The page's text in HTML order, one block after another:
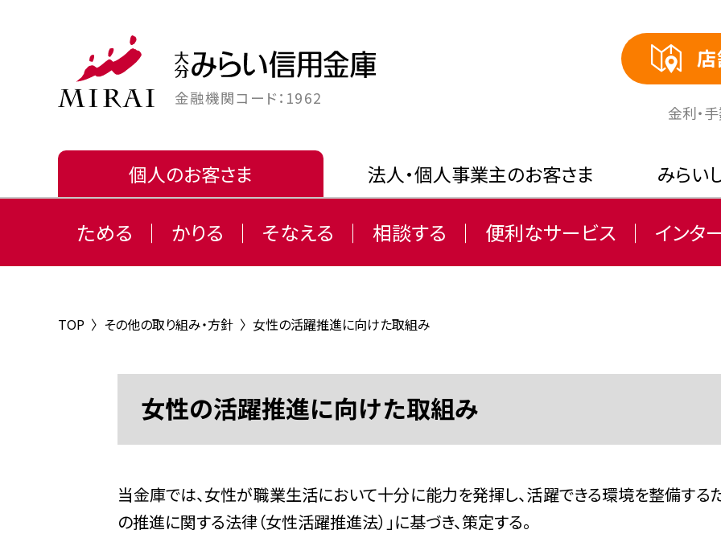
金融機関コード：1962
個人のお客さま
ためる かりる そなえる 相談する 便利なサービス インタ
法人・個人事業主のお客さま みらい
⾦利・
TOP 〉 その他の取り組み・方針 〉 女性の活躍推進に向けた取組み
女性の活躍推進に向けた取組み
当金庫では、女性が職業生活において十分に能力を発揮し、活躍できる環境を整備する
の推進に関する法律（女性活躍推進法）」に基づき、策定する。